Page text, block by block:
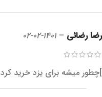
رضا رضائی –
1401-02-02
]چطور میشه برای یزد خرید کرد